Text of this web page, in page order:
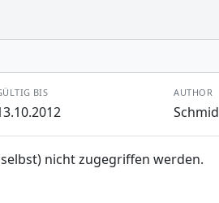
BIS AUTHOR
Schmid
nicht zugegriffen werden.